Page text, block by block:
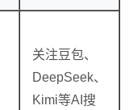
关注豆包、
DeepSeek、
Kimi等AI搜